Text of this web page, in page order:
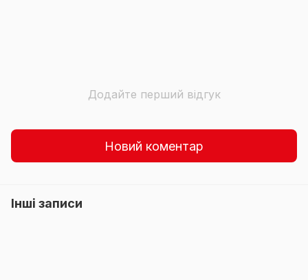
Додайте перший відгук
Новий коментар
Інші записи